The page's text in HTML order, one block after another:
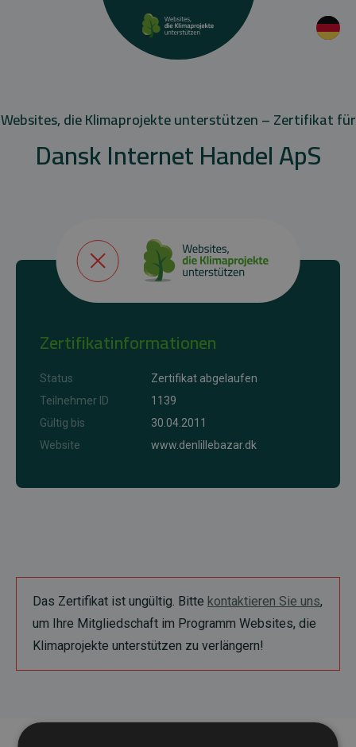
Websites, die Klimaprojekte unterstützen – Zertifikat für
Dansk Internet Handel ApS
Zertifikatinformationen
Status
Zertifikat abgelaufen
Teilnehmer ID
1139
Gültig bis
30.04.2011
Website
www.denlillebazar.dk
Das Zertifikat ist ungültig. Bitte kontaktieren Sie uns,
um Ihre Mitgliedschaft im Programm Websites, die
Klimaprojekte unterstützen zu verlängern!